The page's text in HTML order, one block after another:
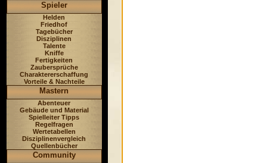
Spieler
Helden
Friedhof
Tagebücher
Disziplinen
Talente
Kniffe
Fertigkeiten
Zaubersprüche
Charaktererschaffung
Vorteile & Nachteile
Mastern
Abenteuer
Gebäude und Material
Spielleiter Tipps
Regelfragen
Wertetabellen
Disziplinenvergleich
Quellenbücher
Community